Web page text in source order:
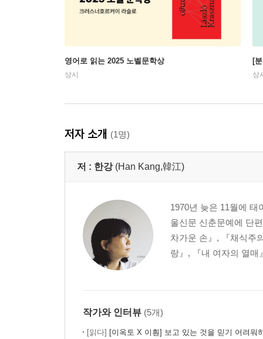
영어로 읽는 2025 노벨문학상
상시
[
상
저자 소개 (1명)
저 : 한강 (Han Kang,韓江)
1970년 늦은 11월에
울신문 신춘문예에 단
차가운 손』, 『채식주
랑』, 『내 여자의 열매
작가와 인터뷰 (5개)
[읽다] [이옥토 X 이훤] 보고 있는 것을 믿기 어려워